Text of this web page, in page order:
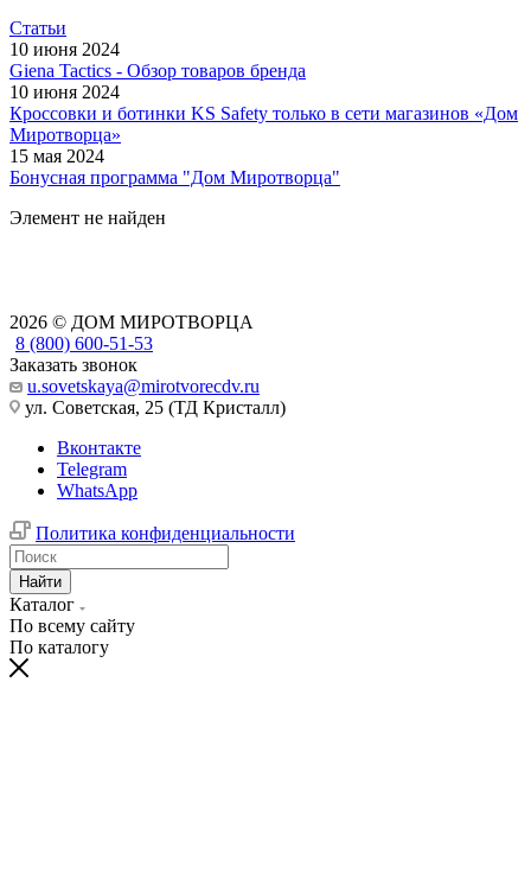
Статьи
10 июня 2024
Giena Tactics - Обзор товаров бренда
10 июня 2024
Кроссовки и ботинки KS Safety только в сети магазинов «Дом
Миротворца»
15 мая 2024
Бонусная программа "Дом Миротворца"
Элемент не найден
2026 © ДОМ МИРОТВОРЦА
8 (800) 600-51-53
Заказать звонок
u.sovetskaya@mirotvorecdv.ru
ул. Советская, 25 (ТД Кристалл)
Вконтакте
Telegram
WhatsApp
Политика конфиденциальности
Найти
Каталог
По всему сайту
По каталогу